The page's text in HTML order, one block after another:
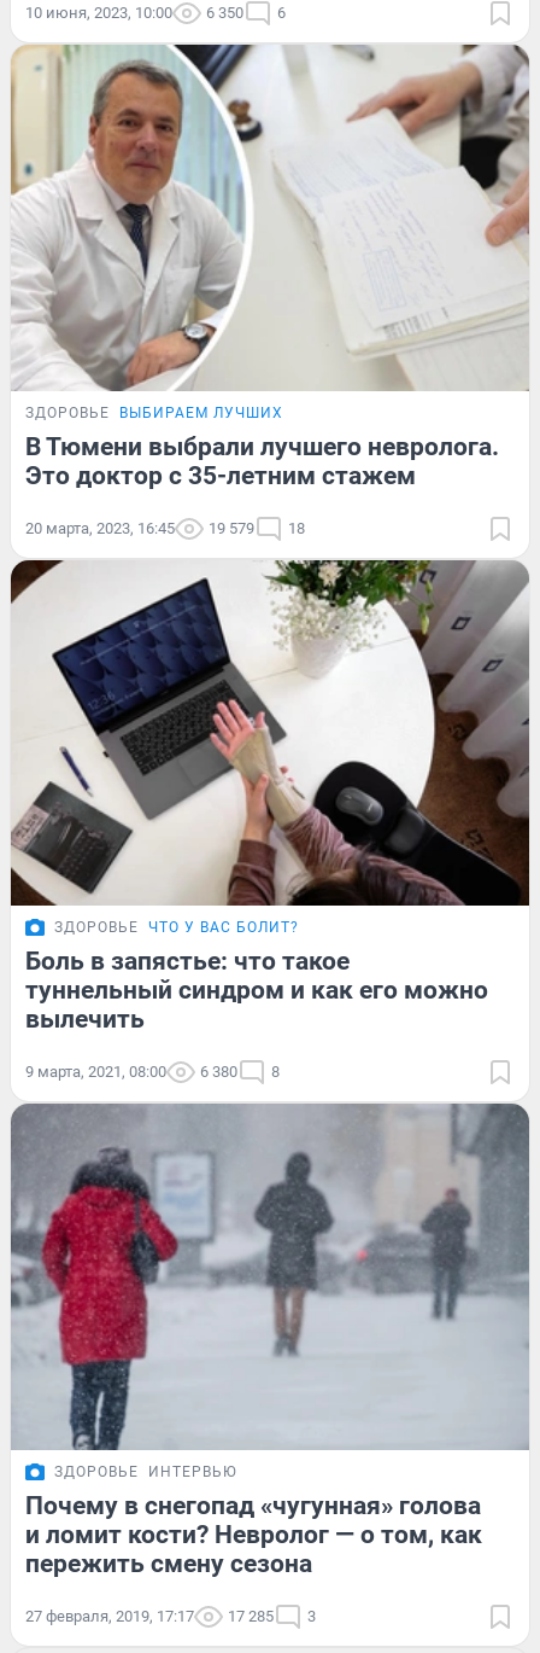
10 июня, 2023, 10:00 6 350 6
ЗДОРОВЬЕ ВЫБИРАЕМ ЛУЧШИХ
В Тюмени выбрали лучшего невролога.
Это доктор с 35-летним стажем
20 марта, 2023, 16:45 19 579 18
ЗДОРОВЬЕ ЧТО У ВАС БОЛИТ?
Боль в запястье: что такое
туннельный синдром и как его можно
вылечить
9 марта, 2021, 08:00 6 380 8
ЗДОРОВЬЕ ИНТЕРВЬЮ
Почему в снегопад «чугунная» голова
и ломит кости? Невролог — о том, как
пережить смену сезона
27 февраля, 2019, 17:17 17 285 3